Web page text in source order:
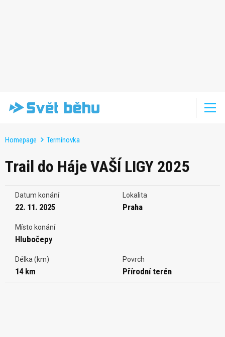
Homepage Termínovka
Trail do Háje VAŠÍ LIGY 2025
Datum konání
22. 11. 2025
Lokalita
Praha
Místo konání
Hlubočepy
Délka (km)
14 km
Povrch
Přírodní terén